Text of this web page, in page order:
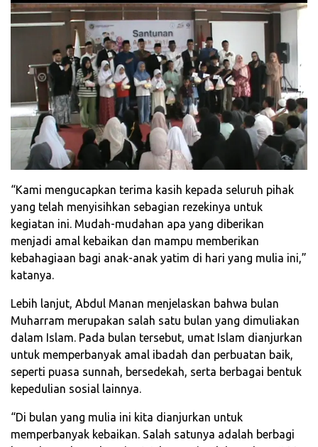
“Kami mengucapkan terima kasih kepada seluruh pihak
yang telah menyisihkan sebagian rezekinya untuk
kegiatan ini. Mudah-mudahan apa yang diberikan
menjadi amal kebaikan dan mampu memberikan
kebahagiaan bagi anak-anak yatim di hari yang mulia ini,”
katanya.
Lebih lanjut, Abdul Manan menjelaskan bahwa bulan
Muharram merupakan salah satu bulan yang dimuliakan
dalam Islam. Pada bulan tersebut, umat Islam dianjurkan
untuk memperbanyak amal ibadah dan perbuatan baik,
seperti puasa sunnah, bersedekah, serta berbagai bentuk
kepedulian sosial lainnya.
“Di bulan yang mulia ini kita dianjurkan untuk
memperbanyak kebaikan. Salah satunya adalah berbagi